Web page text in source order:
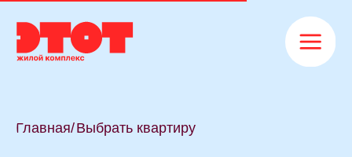
Выбрать квартиру